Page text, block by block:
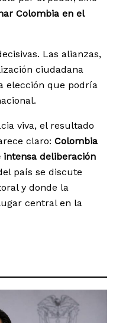
Colombia en el
Las alianzas,
ciudadana
elección que podría
viva, el resultado
claro: Colombia
deliberación
país se discute
y donde la
central en la